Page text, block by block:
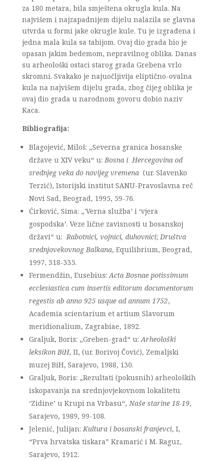
za 180 metara, bila smještena okrugla kula. Na
najvišem i najzapadnijem dijelu nalazila se glavna
utvrda u formi jake okrugle kule. Tu je izgrađena i
jedna mala kula sa tabijom. Ovaj dio grada bio je
opasan jakim bedemom, nepravilnog oblika. Danas
su arheološki ostaci starog grada Grebena vrlo
skromni. Svakako je najuočljivija eliptično-ovalna
kula na najvišem dijelu grada, zbog čijeg oblika je
ovaj dio grada u narodnom govoru dobio naziv
Kaca.
Bibliografija:
Blagojević, Miloš: „Severna granica bosanske
države u XIV veku“ u:Bosna i Hercegovina od
srednjeg veka do novijeg vremena(ur. Slavenko
Terzić), Istorijski institut SANU-Pravoslavna reč
Novi Sad, Beograd, 1995, 59-76.
Ćirković, Sima: „'Verna služba’ i ‘vjera
gospodska’. Veze lične zavisnosti u bosanskoj
državi“ u:Rabotnici, vojnici, duhovnici;Društva
srednjovekovnog Balkana, Equilibrium, Beograd,
1997, 318-335.
Fermendžin, Eusebius:Acta Bosnae potissimum
ecclesiastica cum insertis editorum documentorum
regestis ab anno 925 usque ad annum 1752,
Academia scientarium et artium Slavorum
meridionalium, Zagrabiae, 1892.
Graljuk, Boris: „Greben-grad“ u:Arheološki
leksikon BiH, II, (ur. Borivoj Čović), Zemaljski
muzej BiH, Sarajevo, 1988, 130.
Graljuk, Boris: „Rezultati (pokusnih) arheoloških
iskopavanja na srednjovjekovnom lokalitetu
‘Zidine’ u Krupi na Vrbasu“,Naše starine 18-19,
Sarajevo, 1989, 99-108.
Jelenić, Julijan:Kultura i bosanski franjevci, I,
“Prva hrvatska tiskara” Kramarić i M. Raguz,
Sarajevo, 1912.